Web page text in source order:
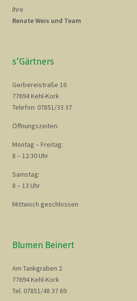
Ihre
Renate Weis und Team
s’Gärtners
Gerbereistraße 16
77694 Kehl-Kork
Telefon: 07851/33 37
Öffnungszeiten:
Montag – Freitag:
8 – 12:30 Uhr
Samstag:
8 – 13 Uhr
Mittwoch geschlossen
Blumen Beinert
Am Tankgraben 2
77694 Kehl-Kork
Tel. 07851/48 37 69